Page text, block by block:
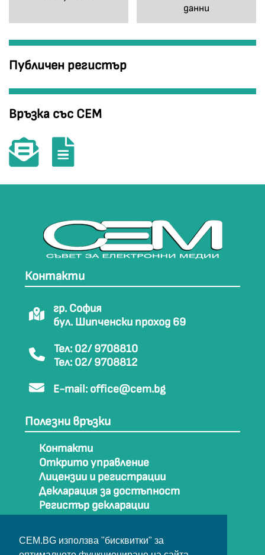
CEM.BG използва "бисквитки" за
данни
Публичен регистър
Връзка със СЕМ
Контакти
гр. София
бул. Шипченски проход 69
Тел: 02/ 9708810
Тел: 02/ 9708812
E-mail: office@cem.bg
Полезни връзки
Контакти
Открито управление
Лицензии и регистрации
Декларация за достъпност
Регистър декларации
Карта на сайта
Архив